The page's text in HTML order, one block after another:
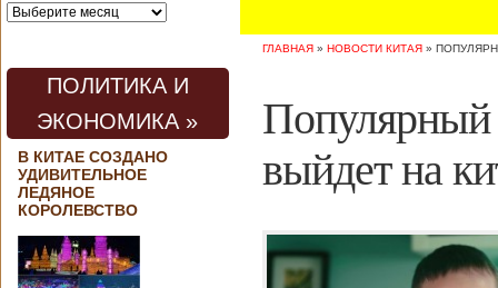
ПОЛИТИКА И
ЭКОНОМИКА »
В КИТАЕ СОЗДАНО
УДИВИТЕЛЬНОЕ
ЛЕДЯНОЕ
КОРОЛЕВСТВО
ГЛАВНАЯ » НОВОСТИ КИТАЯ »
Популярный
выйдет на